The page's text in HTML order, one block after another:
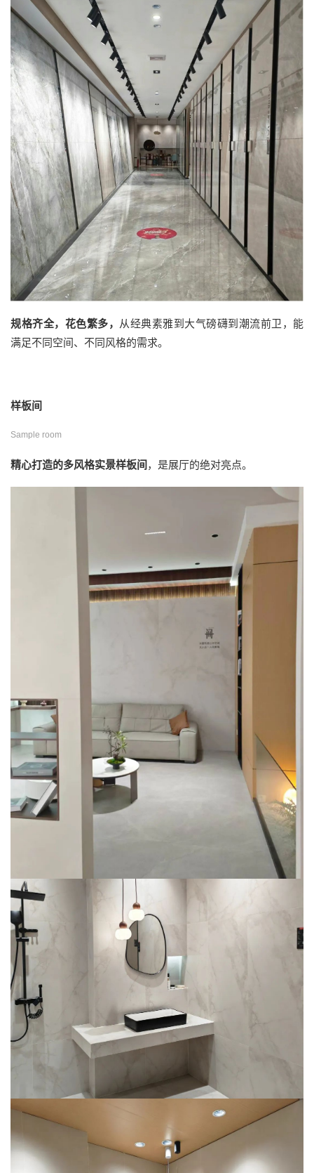
规格齐全，花色繁多，
从经典素雅到大气磅礴到潮流前卫，能
满足不同空间、不同风格的需求。
样板间
Sample room
精心打造的多风格实景样板间 ，是展厅的绝对亮点。